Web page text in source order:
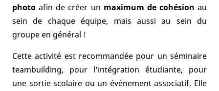
photo afin de créer un maximum de cohésion au
sein de chaque équipe, mais aussi au sein du
groupe en général !
Cette activité est recommandée pour un séminaire
teambuilding, pour l'intégration étudiante, pour
une sortie scolaire ou un événement associatif. Elle